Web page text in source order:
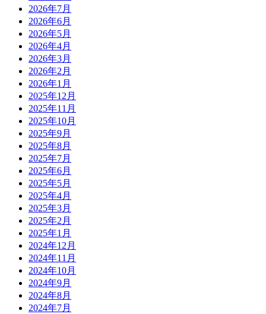
2026年7月
2026年6月
2026年5月
2026年4月
2026年3月
2026年2月
2026年1月
2025年12月
2025年11月
2025年10月
2025年9月
2025年8月
2025年7月
2025年6月
2025年5月
2025年4月
2025年3月
2025年2月
2025年1月
2024年12月
2024年11月
2024年10月
2024年9月
2024年8月
2024年7月